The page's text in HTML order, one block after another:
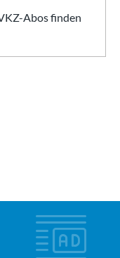
Abos finden